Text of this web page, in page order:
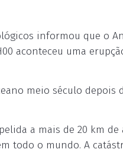
informou que o
aconteceu uma
meio século depois
a mais de 20 km
todo o mundo. A